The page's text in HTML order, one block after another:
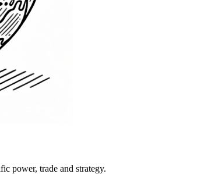
power, trade and strategy.